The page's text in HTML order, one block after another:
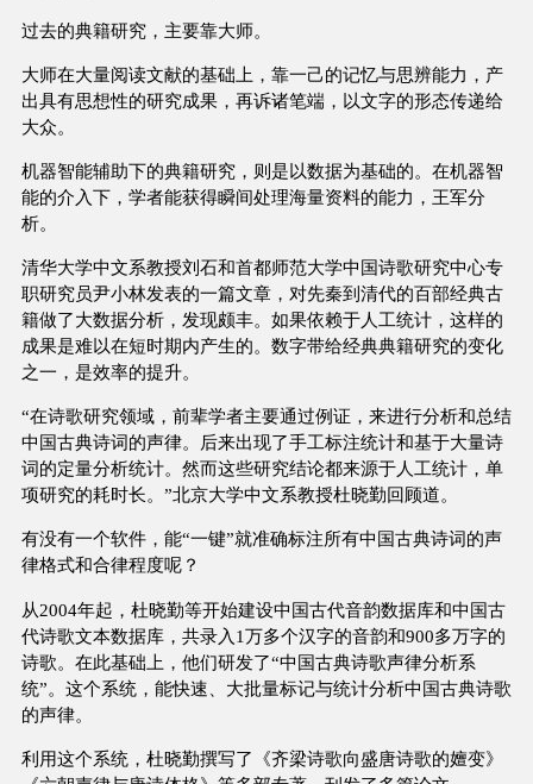
过去的典籍研究，主要靠大师。
大师在大量阅读文献的基础上，靠一己的记忆与思辨能力，产
出具有思想性的研究成果，再诉诸笔端，以文字的形态传递给
大众。
机器智能辅助下的典籍研究，则是以数据为基础的。在机器智
能的介入下，学者能获得瞬间处理海量资料的能力，王军分
析。
清华大学中文系教授刘石和首都师范大学中国诗歌研究中心专
职研究员尹小林发表的一篇文章，对先秦到清代的百部经典古
籍做了大数据分析，发现颇丰。如果依赖于人工统计，这样的
成果是难以在短时期内产生的。数字带给经典典籍研究的变化
之一，是效率的提升。
“在诗歌研究领域，前辈学者主要通过例证，来进行分析和总结
中国古典诗词的声律。后来出现了手工标注统计和基于大量诗
词的定量分析统计。然而这些研究结论都来源于人工统计，单
项研究的耗时长。”北京大学中文系教授杜晓勤回顾道。
有没有一个软件，能“一键”就准确标注所有中国古典诗词的声
律格式和合律程度呢？
从2004年起，杜晓勤等开始建设中国古代音韵数据库和中国古
代诗歌文本数据库，共录入1万多个汉字的音韵和900多万字的
诗歌。在此基础上，他们研发了“中国古典诗歌声律分析系
统”。这个系统，能快速、大批量标记与统计分析中国古典诗歌
的声律。
利用这个系统，杜晓勤撰写了《齐梁诗歌向盛唐诗歌的嬗变》